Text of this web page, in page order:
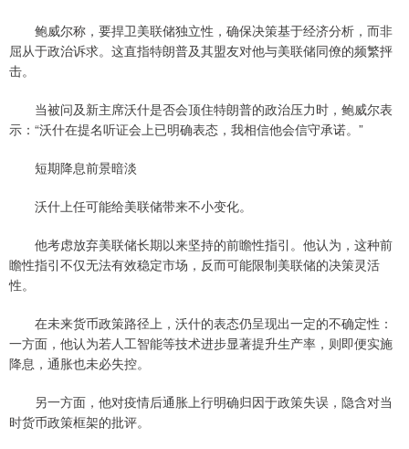
鲍威尔称，要捍卫美联储独立性，确保决策基于经济分析，而非
屈从于政治诉求。这直指特朗普及其盟友对他与美联储同僚的频繁抨
击。
当被问及新主席沃什是否会顶住特朗普的政治压力时，鲍威尔表
示：“沃什在提名听证会上已明确表态，我相信他会信守承诺。”
短期降息前景暗淡
沃什上任可能给美联储带来不小变化。
他考虑放弃美联储长期以来坚持的前瞻性指引。他认为，这种前
瞻性指引不仅无法有效稳定市场，反而可能限制美联储的决策灵活
性。
在未来货币政策路径上，沃什的表态仍呈现出一定的不确定性：
一方面，他认为若人工智能等技术进步显著提升生产率，则即便实施
降息，通胀也未必失控。
另一方面，他对疫情后通胀上行明确归因于政策失误，隐含对当
时货币政策框架的批评。